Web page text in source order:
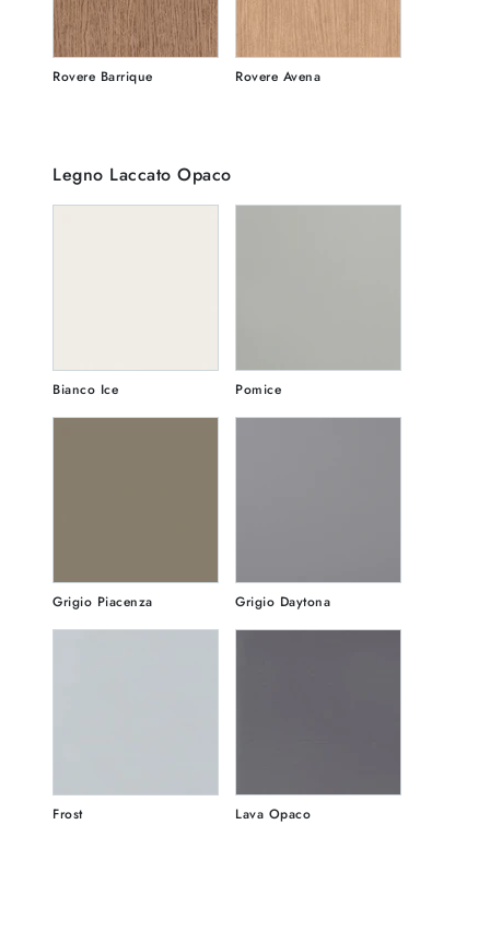
Rovere Barrique Rovere Avena
Legno Laccato Opaco
Bianco Ice Pomice
Grigio Piacenza Grigio Daytona
Frost Lava Opaco